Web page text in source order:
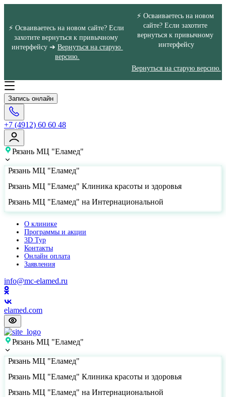
⚡ Осваиваетесь на новом сайте? Если
захотите вернуться к привычному
интерфейсу ➔ Вернуться на старую
версию.
⚡ Осваиваетесь на новом
сайте? Если захотите
вернуться к привычному
интерфейсу
Вернуться на старую версию.
Запись онлайн
+7 (4912) 60 60 48
Рязань МЦ "Еламед"
Рязань МЦ "Еламед"
Рязань МЦ "Еламед" Клиника красоты и здоровья
Рязань МЦ "Еламед" на Интернациональной
О клинике
Программы и акции
3D Тур
Контакты
Онлайн оплата
Заявления
info@mc-elamed.ru
elamed.com
Рязань МЦ "Еламед"
Рязань МЦ "Еламед"
Рязань МЦ "Еламед" Клиника красоты и здоровья
Рязань МЦ "Еламед" на Интернациональной